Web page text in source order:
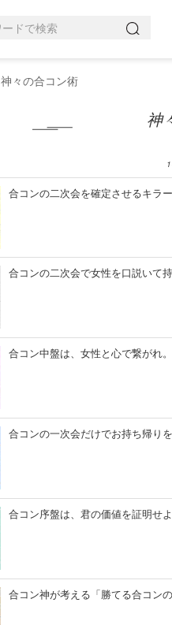
神々の合コン術
神
合コンの二次会を確定させるキラ
合コンの二次会で女性を口説いて
合コン中盤は、女性と心で繋がれ
合コンの一次会だけでお持ち帰り
合コン序盤は、君の価値を証明せ
合コン神が考える「勝てる合コン